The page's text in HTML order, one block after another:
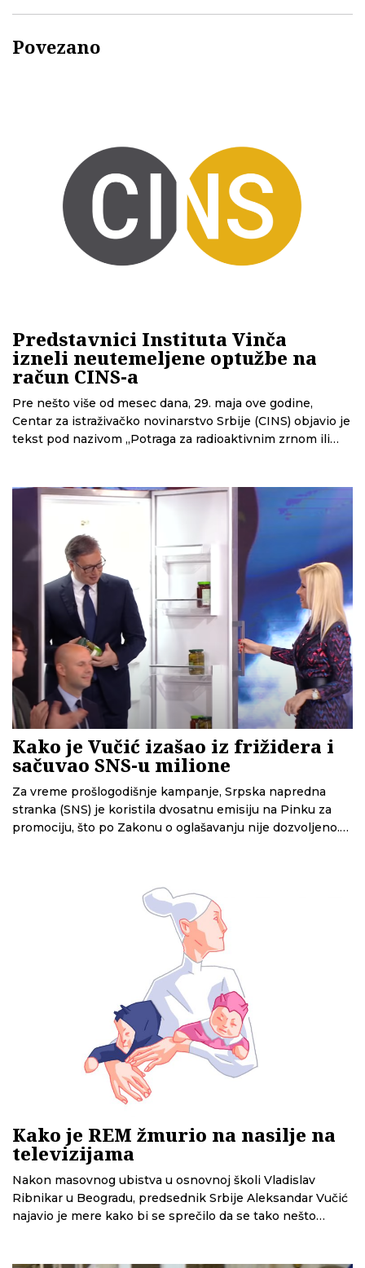
Povezano
Predstavnici Instituta Vinča
izneli neutemeljene optužbe na
račun CINS-a
Pre nešto više od mesec dana, 29. maja ove godine,
Centar za istraživačko novinarstvo Srbije (CINS) objavio je
tekst pod nazivom „Potraga za radioaktivnim zrnom ili
Naime, radioaktivni deo je izgubljen u polju kod Iđoša, a
njegovo zračenje je moglo da dovede u opasnost
stanovnike ovog mesta. Priča je građanima donela detalje
onoga što je usledilo posle, odnosno kako su institucije
reagovale.
Kako je Vučić izašao iz frižidera i
sačuvao SNS-u milione
Za vreme prošlogodišnje kampanje, Srpska napredna
stranka (SNS) je koristila dvosatnu emisiju na Pinku za
promociju, što po Zakonu o oglašavanju nije dozvoljeno.
Kako je REM žmurio na nasilje na
televizijama
Nakon masovnog ubistva u osnovnoj školi Vladislav
Ribnikar u Beogradu, predsednik Srbije Aleksandar Vučić
najavio je mere kako bi se sprečilo da se tako nešto